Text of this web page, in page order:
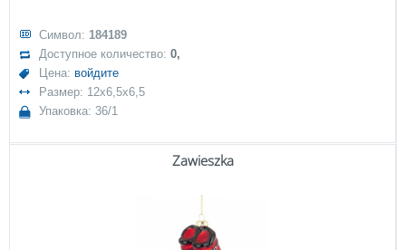
Символ: 184189
Доступное количество:0,
Цена: войдите
Размер: 12x6,5x6,5
Упаковка: 36/1
Zawieszka